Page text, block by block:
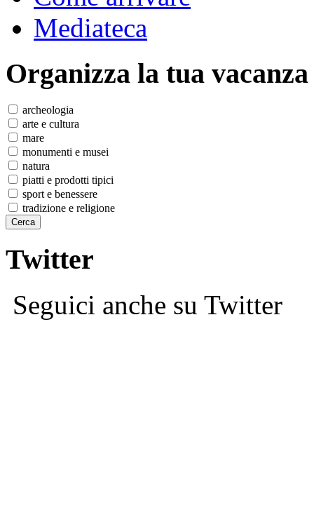
Mediateca
Organizza la tua vacanza
archeologia
arte e cultura
mare
monumenti e musei
natura
piatti e prodotti tipici
sport e benessere
tradizione e religione
Twitter
Seguici anche su Twitter